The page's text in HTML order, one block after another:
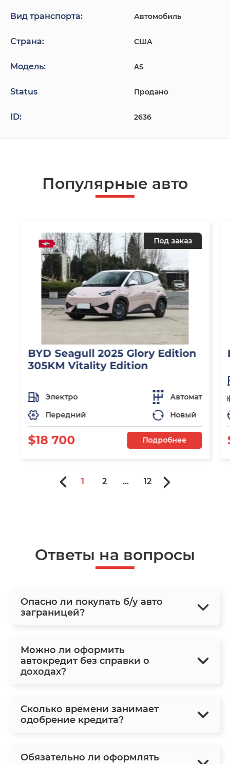
Вид транспорта: Автомобиль
Страна: США
Модель: ΑS
Status Продано
ID: 2636
Популярные авто
Под заказ
BYD Seagull 2025 Glory Edition
305KM Vitality Edition
Электро
Автомат
Передний
Новый
$18 700 Подробнее
1 2 ... 12
Ответы на вопросы
Опасно ли покупать б/у авто
заграницей?
Можно ли оформить
автокредит без справки о
доходах?
Сколько времени занимает
одобрение кредита?
Обязательно ли оформлять